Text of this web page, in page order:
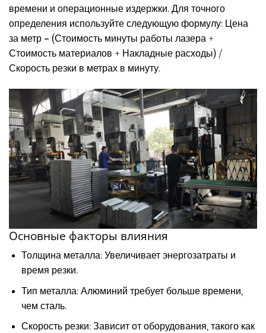
времени и операционные издержки. Для точного
определения используйте следующую формулу: Цена
за метр = (Стоимость минуты работы лазера +
Стоимость материалов + Накладные расходы) /
Скорость резки в метрах в минуту.
Основные факторы влияния
Толщина металла: Увеличивает энергозатраты и
время резки.
Тип металла: Алюминий требует больше времени,
чем сталь.
Скорость резки: Зависит от оборудования, такого как